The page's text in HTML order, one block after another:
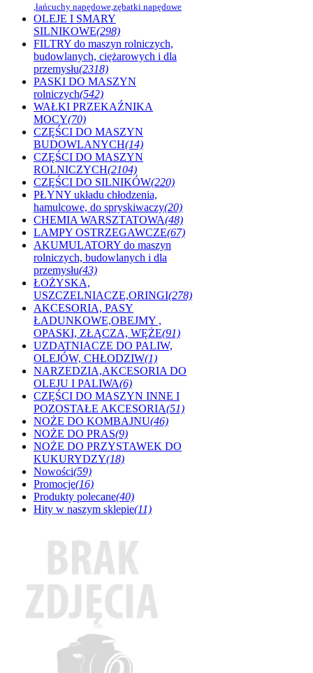
,łańcuchy napędowe,zębatki napędowe
OLEJE I SMARY
SILNIKOWE(298)
FILTRY do maszyn rolniczych,
budowlanych, ciężarowych i dla
przemysłu(2318)
PASKI DO MASZYN
rolniczych(542)
WAŁKI PRZEKAŹNIKA
MOCY(70)
CZĘŚCI DO MASZYN
BUDOWLANYCH(14)
CZĘŚCI DO MASZYN
ROLNICZYCH(2104)
CZĘŚCI DO SILNIKÓW(220)
PŁYNY układu chłodzenia,
hamulcowe, do spryskiwaczy(20)
CHEMIA WARSZTATOWA(48)
LAMPY OSTRZEGAWCZE(67)
AKUMULATORY do maszyn
rolniczych, budowlanych i dla
przemysłu(43)
ŁOŻYSKA,
USZCZELNIACZE,ORINGI(278)
AKCESORIA, PASY
ŁADUNKOWE,OBEJMY ,
OPASKI, ZŁĄCZA, WĘŻE(91)
UZDATNIACZE DO PALIW,
OLEJÓW, CHŁODZIW(1)
NARZEDZIA,AKCESORIA DO
OLEJU I PALIWA(6)
CZĘŚCI DO MASZYN INNE I
POZOSTAŁE AKCESORIA(51)
NOŻE DO KOMBAJNU(46)
NOŻE DO PRAS(9)
NOŻE DO PRZYSTAWEK DO
KUKURYDZY(18)
Nowości(59)
Promocje(16)
Produkty polecane(40)
Hity w naszym sklepie(11)